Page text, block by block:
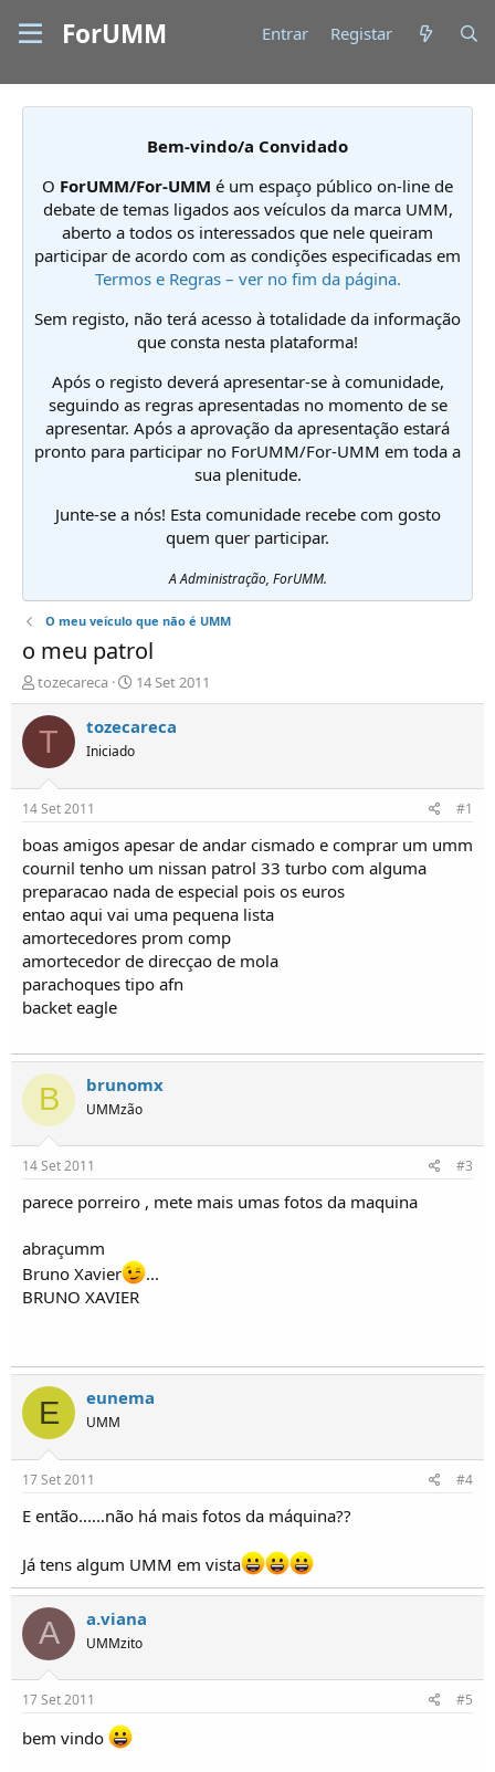
ForUMM Entrar Registar
Bem-vindo/a Convidado
O ForUMM/For-UMM é um espaço público on-line de
debate de temas ligados aos veículos da marca UMM,
aberto a todos os interessados que nele queiram
participar de acordo com as condições especificadas em
Termos e Regras – ver no fim da página.
Sem registo, não terá acesso à totalidade da informação
que consta nesta plataforma!
Após o registo deverá apresentar-se à comunidade,
seguindo as regras apresentadas no momento de se
apresentar. Após a aprovação da apresentação estará
pronto para participar no ForUMM/For-UMM em toda a
sua plenitude.
Junte-se a nós! Esta comunidade recebe com gosto
quem quer participar.
A Administração, ForUMM.
O meu veículo que não é UMM
o meu patrol
I
n
i
i
d
o
r
e
T
ó
p
i
c
s
tozecareca
D
a
t
í
c
i
o
14 Set 2011
T tozecareca
Iniciado
14 Set 2011 #1
boas amigos apesar de andar cismado e comprar um umm
cournil tenho um nissan patrol 33 turbo com alguma
preparacao nada de especial pois os euros
entao aqui vai uma pequena lista
amortecedores prom comp
amortecedor de direcçao de mola
parachoques tipo afn
backet eagle
B brunomx
UMMzão
14 Set 2011 #3
parece porreiro , mete mais umas fotos da maquina
abraçumm
Bruno Xavier
...
BRUNO XAVIER
E eunema
UMM
17 Set 2011 #4
E então......não há mais fotos da máquina??
Já tens algum UMM em vista
A a.viana
UMMzito
17 Set 2011 #5
bem vindo